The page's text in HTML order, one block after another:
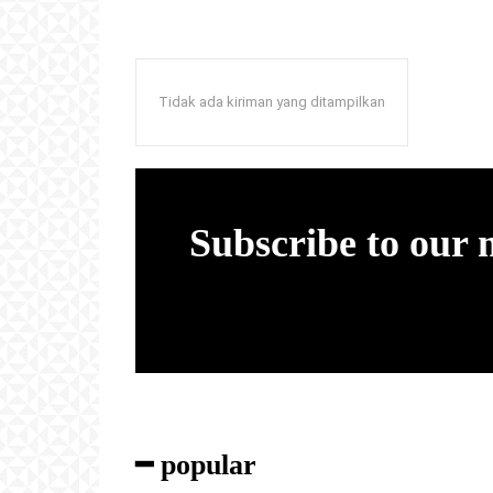
Tidak ada kiriman yang ditampilkan
Subscribe to our
━ popular